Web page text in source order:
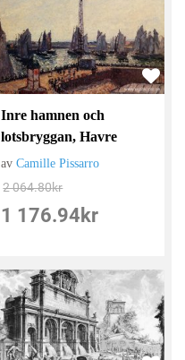
Inre hamnen och
lotsbryggan, Havre
avCamille Pissarro
2 064.80kr
1 176.94 kr